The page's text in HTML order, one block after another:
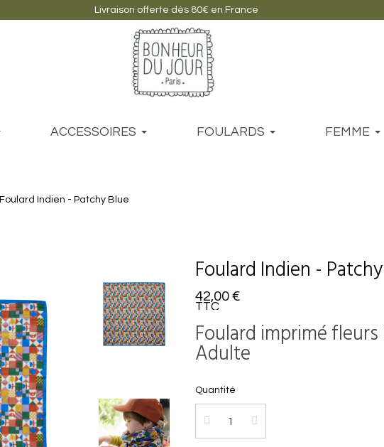
Livraison offerte dès 80€ en France
ACCESSOIRES FOULARDS FEMME
Foulard Indien - Patchy Blue
Foulard Indien -
42,00 €
TTC
Foulard imprimé
Adulte
Quantité